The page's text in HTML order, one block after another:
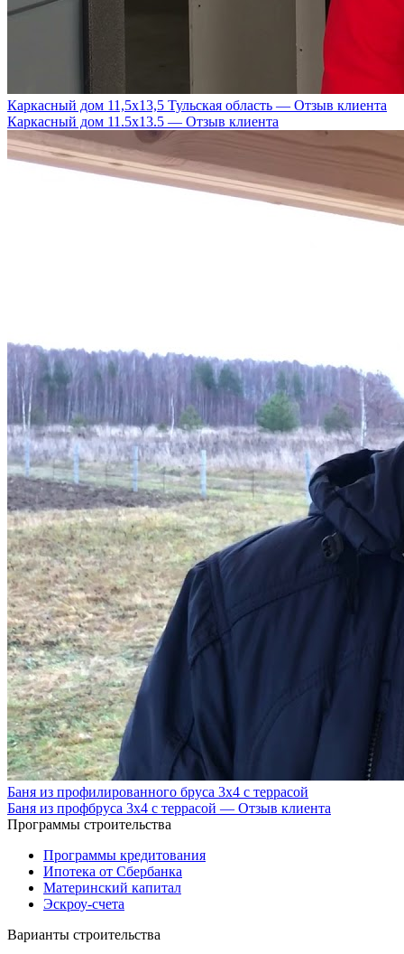
Каркасный дом 11,5х13,5 Тульская область — Отзыв клиента
Каркасный дом 11.5х13.5 — Отзыв клиента
Баня из профилированного бруса 3х4 с террасой
Баня из профбруса 3х4 с террасой — Отзыв клиента
Программы строительства
Программы кредитования
Ипотека от Сбербанка
Материнский капитал
Эскроу-счета
Варианты строительства